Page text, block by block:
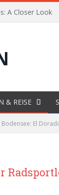
A Closer Look
& REISE
El